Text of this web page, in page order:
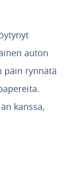
auton
päin rynnätä
kanssa,